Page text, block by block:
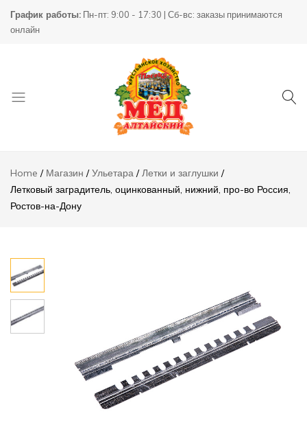
График работы: Пн-пт: 9:00 - 17:30 | Сб-вс: заказы принимаются
онлайн
пчеловодства
Home
Магазин Ульетара
Летки и заглушки
Летковый заградитель, оцинкованный, нижний, про-во Россия,
Ростов-на-Дону
Летковый
заградитель,